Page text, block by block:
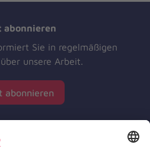
abonnieren
Sie in regelmäßigen
unsere Arbeit.
abonnieren